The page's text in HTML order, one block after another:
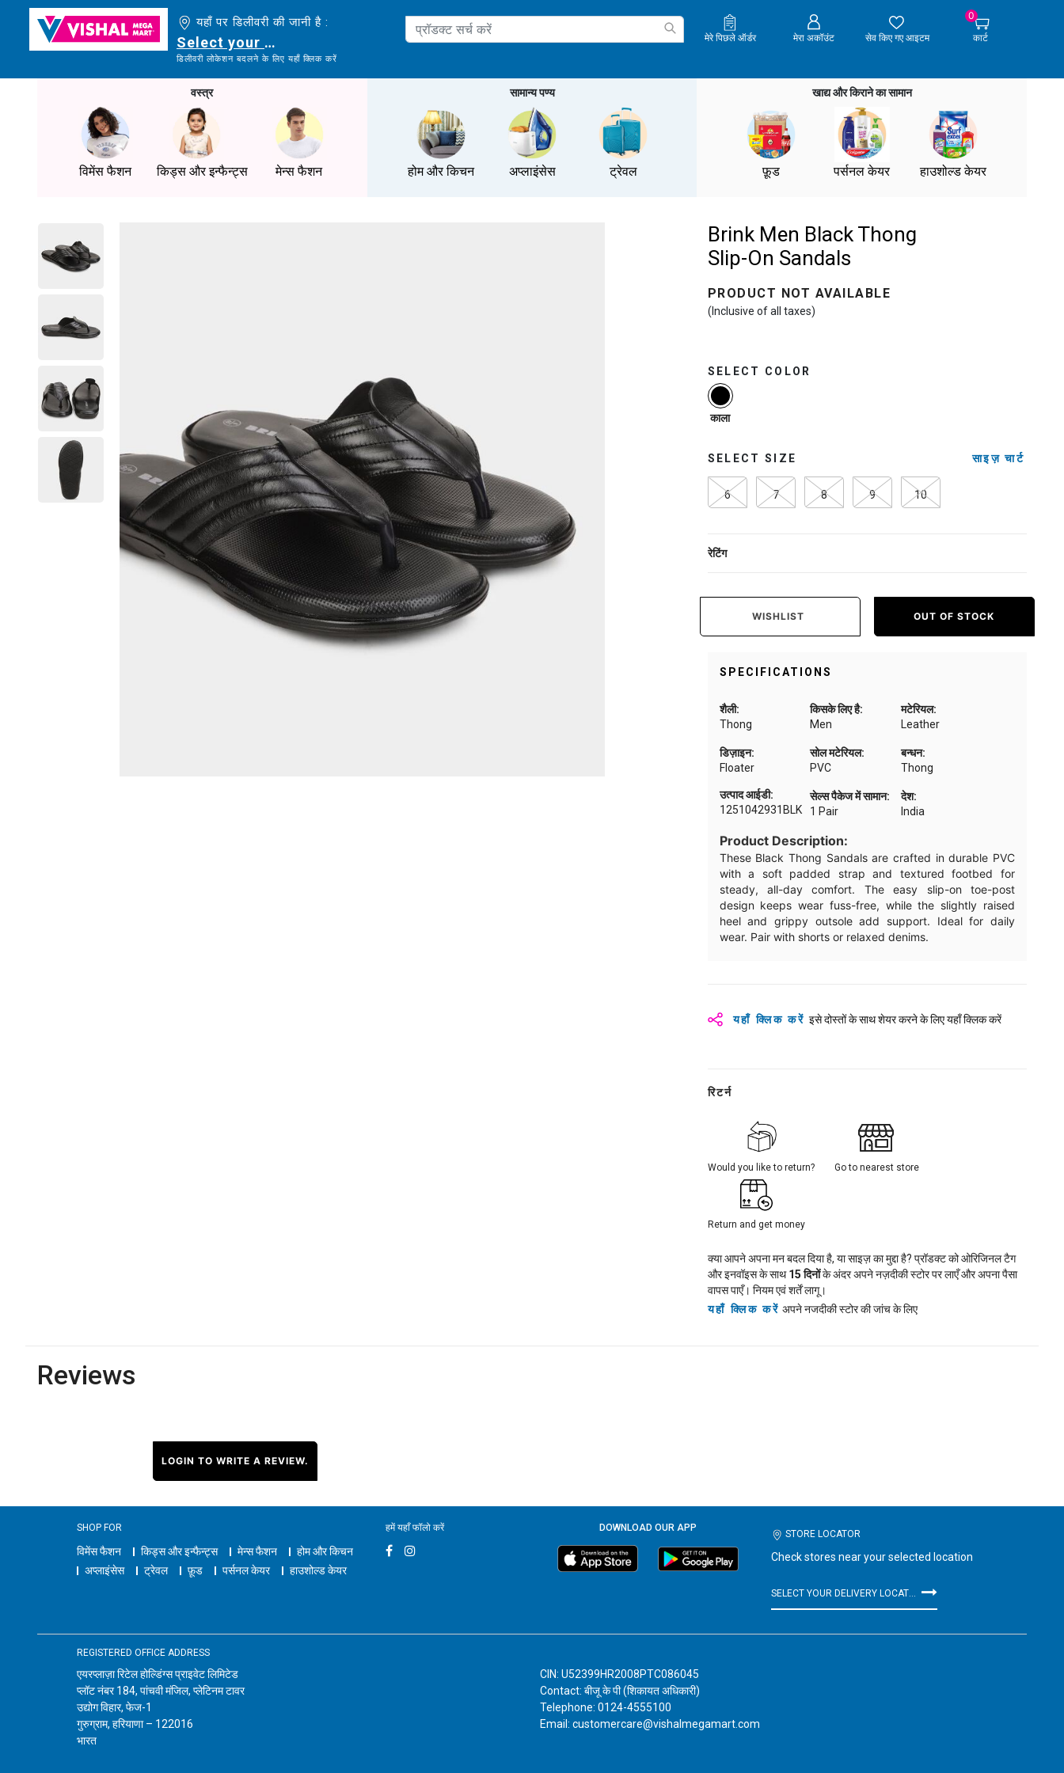
यहाँ पर डिलीवरी की जानी है :
Select your delivery location
डिलीवरी लोकेशन बदलने के लिए यहाँ क्लिक करें
मेरे पिछले ऑर्डर मेरा अकॉउंट सेव किए गए आइटम
0
कार्ट
वस्त्र
विमेंस फैशन किड्स और इन्फैन्ट्स मेन्स फैशन
सामान्य पण्य
होम और किचन अप्लाइंसेस ट्रेवल
खाद्य और किराने का सामान
फ़ूड पर्सनल केयर हाउशोल्ड केयर
Brink Men Black Thong
Slip-On Sandals
PRODUCT NOT AVAILABLE
(Inclusive of all taxes)
SELECT COLOR
selected
काला
SELECT SIZE साइज़ चार्ट
6 7 8 9 10
रेटिंग
WISHLIST OUT OF STOCK
SPECIFICATIONS
शैली:
Thong
किसके लिए है:
Men
मटेरियल:
Leather
डिज़ाइन:
Floater
सोल मटेरियल:
PVC
बन्धन:
Thong
सेल्स पैकेज में सामान:
1 Pair
देश:
India
उत्पाद आईडी:
1251042931BLK
Product Description:
These Black Thong Sandals are crafted in durable PVC
with a soft padded strap and textured footbed for
steady, all-day comfort. The easy slip-on toe-post
design keeps wear fuss-free, while the slightly raised
heel and grippy outsole add support. Ideal for daily
wear. Pair with shorts or relaxed denims.
यहाँ क्लिक करें इसे दोस्तों के साथ शेयर करने के लिए यहाँ क्लिक करें
रिटर्न
Would you like to return? Go to nearest store
Return and get money
क्या आपने अपना मन बदल दिया है, या साइज़ का मुद्दा है? प्रॉडक्ट को ओरिजिनल टैग
और इनवॉइस के साथ15 दिनोंके अंदर अपने नज़दीकी स्टोर पर लाएँ और अपना पैसा
वापस पाएँ। नियम एवं शर्तें लागू।
यहाँ क्लिक करें अपने नजदीकी स्टोर की जांच के लिए
Reviews
LOGIN TO WRITE A REVIEW.
SHOP FOR
विमेंस फैशन किड्स और इन्फैन्ट्स मेन्स फैशन
होम और किचन
अप्लाइंसेस
ट्रेवल फ़ूड पर्सनल केयर हाउशोल्ड केयर
हमें यहाँ फॉलो करें DOWNLOAD OUR APP
STORE LOCATOR
Check stores near your selected location
REGISTERED OFFICE ADDRESS
एयरप्लाज़ा रिटेल होल्डिंग्स प्राइवेट लिमिटेड
प्लॉट नंबर 184, पांचवी मंजिल, प्लेटिनम टावर
उद्योग विहार, फेज-1
गुरुग्राम, हरियाणा – 122016
भारत
CIN: U52399HR2008PTC086045
Contact: बीजू के पी (शिकायत अधिकारी)
Telephone: 0124-4555100
Email: customercare@vishalmegamart.com